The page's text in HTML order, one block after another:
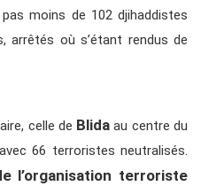
moins de 102 djihaddistes
où s’étant rendus de
celle de Blida au centre du
66 terroristes neutralisés.
l’organisation terroriste